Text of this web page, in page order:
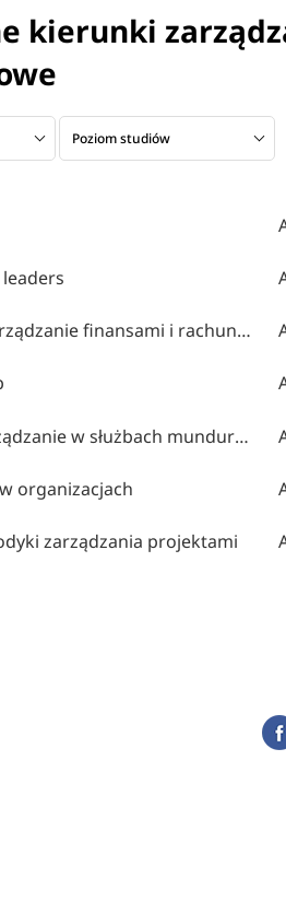
kierunki
Poziom studiów
Acca po polsku - zarządzanie finansami i rachunkowość w środowisku międzynarodowym
Administracja i zarządzanie w służbach mundurowych
organizacjach
zarządzania projektami